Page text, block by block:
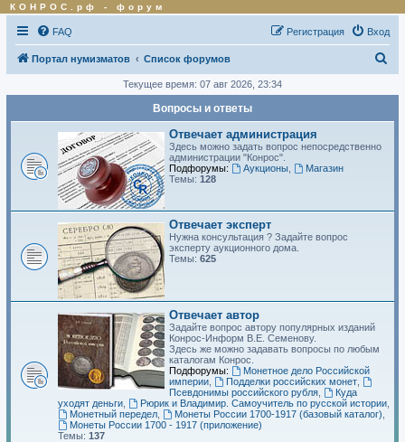
КОНРОС.рф - форум
FAQ Вход
Регистрация
Портал нумизматов Список форумов
с
Текущее время: 07 авг 2026, 23:34
Вопросы и ответы
Отвечает администрация
Здесь можно задать вопрос непосредственно
администрации "Конрос".
Подфорумы:
Аукционы,
Магазин
Темы: 128
Отвечает эксперт
Нужна консультация ? Задайте вопрос
эксперту аукционного дома.
Темы: 625
Отвечает автор
Задайте вопрос автору популярных изданий
Конрос-Информ В.Е. Семенову.
Здесь же можно задавать вопросы по любым
каталогам Конрос.
Подфорумы:
Монетное дело Российской
империи
Подделки российских монет,
Псевдонимы российского рубля
Куда
уходят деньги
Рюрик и Владимир. Самоучитель по русской истории,
Монетный передел, Монеты России 1700-1917 (базовый каталог)
Монеты России 1700 - 1917 (приложение)
Темы: 137